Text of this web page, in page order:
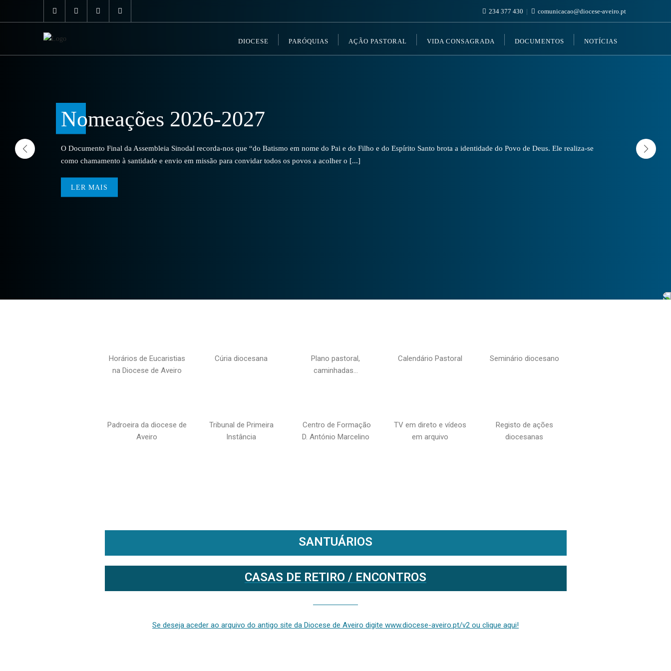
234 377 430 comunicacao@diocese-aveiro.pt
DIOCESE PARÓQUIAS AÇÃO PASTORAL VIDA CONSAGRADA DOCUMENTOS NOTÍCIAS
Nomeações 2026-2027
O Documento Final da Assembleia Sinodal recorda-nos que “do Batismo em nome do Pai e do Filho e do Espírito Santo brota a identidade do Povo de Deus. Ele realiza-se
como chamamento à santidade e envio em missão para convidar todos os povos a acolher o [...]
LER MAIS
Horários de Eucaristias
na Diocese de Aveiro
Cúria diocesana
Plano pastoral,
caminhadas…
Calendário Pastoral Seminário diocesano
Padroeira da diocese de
Aveiro
Tribunal de Primeira
Instância
Centro de Formação
D. António Marcelino
TV em direto e vídeos
em arquivo
Registo de ações
diocesanas
SANTUÁRIOS
CASAS DE RETIRO / ENCONTROS
Se deseja aceder ao arquivo do antigo site da Diocese de Aveiro digite www.diocese-aveiro.pt/v2 ou clique aqui!